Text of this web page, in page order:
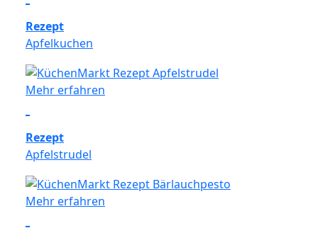
Rezept
Apfelkuchen
Mehr erfahren
Rezept
Apfelstrudel
Mehr erfahren